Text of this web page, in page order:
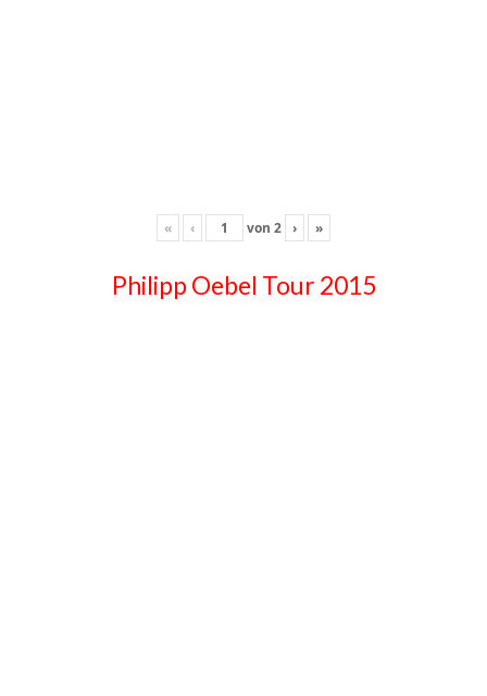
« ‹ von 2 › »
Philipp Oebel Tour 2015